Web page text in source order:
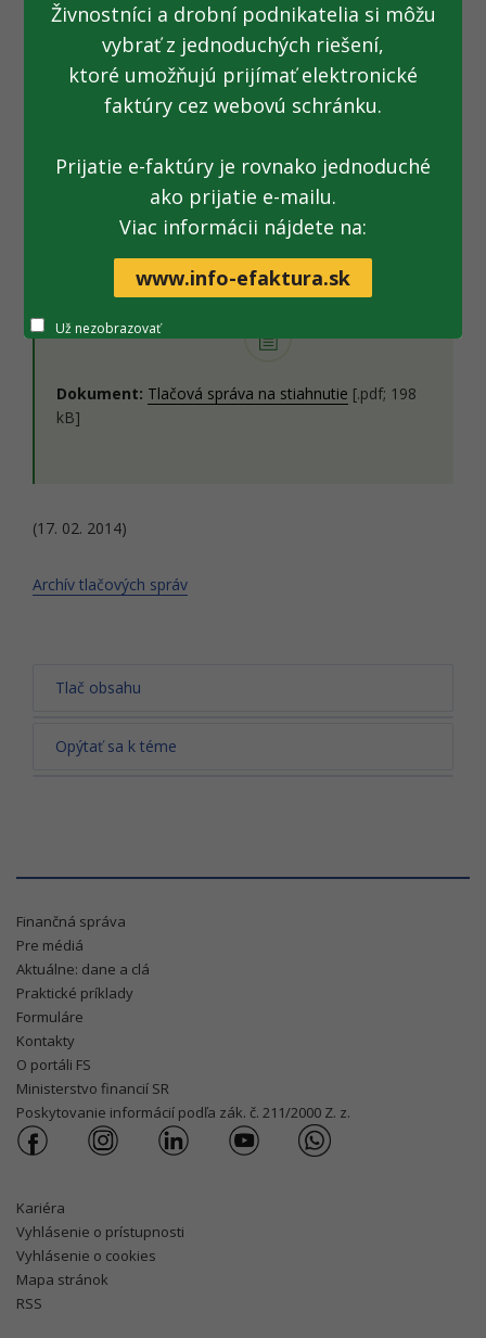
Finančná správa predĺžila fungovanie call centra v súvislosti
s blížiacim sa termínom na podanie kontrolného výkazu
DPH. Firmy, ktoré sú platiteľmi DPH ho majú povinnosť
podať do 25. 2. 2014.
nájde verejnosť na stránke finančnej správy.
Tlačivo kontrolného výkazu je pre podnikateľov k dispozícii
tiež voľne prístupné medzidaňovými a colnými formulárm
Dokument: Tlačová správa na stiahnutie [.pdf; 198
kB]
(17. 02. 2014)
Archív tlačových správ
Tlač obsahu
Opýtať sa k téme
Finančná správa
Pre médiá
Aktuálne: dane a clá
Praktické príklady
Formuláre
Kontakty
O portáli FS
Ministerstvo financií SR
Poskytovanie informácií podľa zák. č. 211/2000 Z. z.
Kariéra
Vyhlásenie o prístupnosti
Vyhlásenie o cookies
Mapa stránok
RSS
Živnostníci a drobní podnikatelia si môžu
vybrať z jednoduchých riešení,
ktoré umožňujú prijímať elektronické
faktúry cez webovú schránku.
Prijatie e-faktúry je rovnako jednoduché
ako prijatie e-mailu.
Viac informácii nájdete na:
www.info-efaktura.sk
Už nezobrazovať